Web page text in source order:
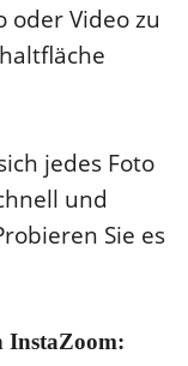
oder Video zu
jedes Foto
und
Sie es
InstaZoom: